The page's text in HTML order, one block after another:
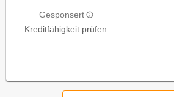
Gesponsert
Kreditfähigkeit prüfen